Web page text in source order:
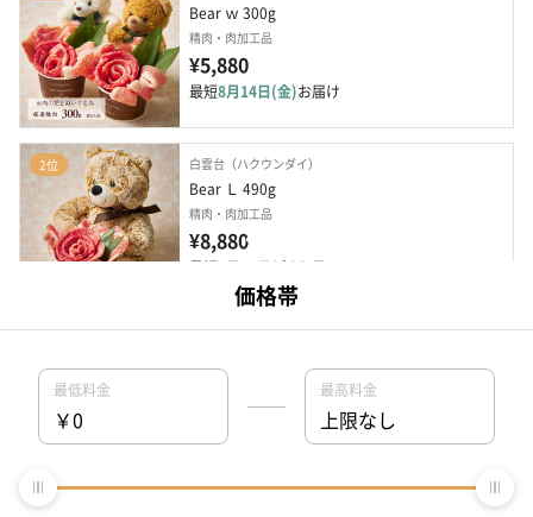
Bear ｗ 300g
精肉・肉加工品
¥5,880
最短8月14日(金)お届け
2位 白雲台（ハクウンダイ）
Bear Ｌ 490g
精肉・肉加工品
¥8,880
最短 8月14日(金) お届け
Bear M 200g
¥5,680
最短8月14日(金) お届け